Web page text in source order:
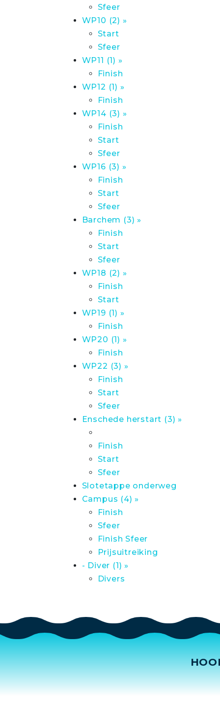
Sfeer
WP10 (2) »
Start
Sfeer
WP11 (1) »
Finish
WP12 (1) »
Finish
WP14 (3) »
Finish
Start
Sfeer
WP16 (3) »
Finish
Start
Sfeer
Barchem (3) »
Finish
Start
Sfeer
WP18 (2) »
Finish
Start
WP19 (1) »
Finish
WP20 (1) »
Finish
WP22 (3) »
Finish
Start
Sfeer
Enschede herstart (3) »
Finish
Start
Sfeer
Slotetappe onderweg
Campus (4) »
Finish
Sfeer
Finish Sfeer
Prijsuitreiking
- Diver (1) »
Divers